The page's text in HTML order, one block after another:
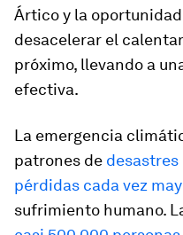
Ártico y la
desacelerar el
próximo, llevando a
efectiva.
La emergencia
patrones de
pérdidas cada vez
sufrimiento humano.